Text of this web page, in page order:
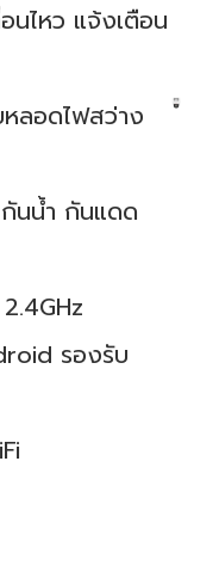
นไหว แจ้งเตือน
ลอดไฟสว่าง
นน้ำ กันแดด
รองรับ